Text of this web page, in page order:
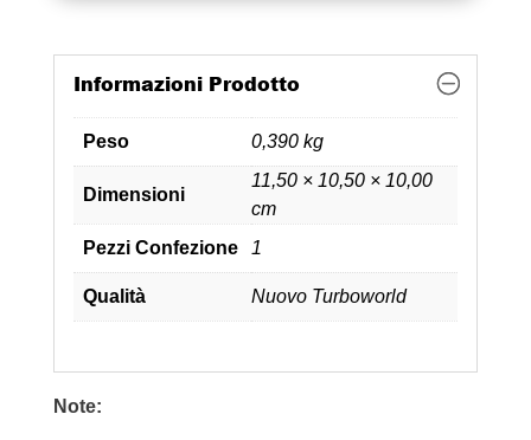
Informazioni Prodotto
Peso 0,390 kg
Dimensioni
11,50 × 10,50 × 10,00
cm
Pezzi Confezione
1
Qualità Nuovo Turboworld
Note: